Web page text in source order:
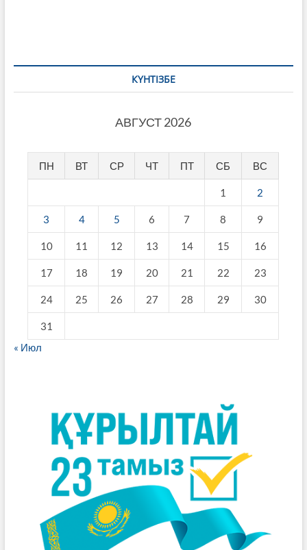
КҮНТІЗБЕ
АВГУСТ 2026
ПН ВТ СР ЧТ ПТ СБ ВС
1 2
3 4 5 6 7 8 9
10 11 12 13 14 15 16
17 18 19 20 21 22 23
24 25 26 27 28 29 30
31
« Июл